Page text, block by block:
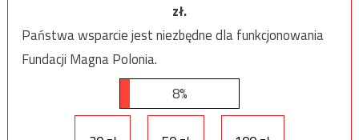
zł.
Państwa wsparcie jest niezbędne dla funkcjonowania
Fundacji Magna Polonia.
8%